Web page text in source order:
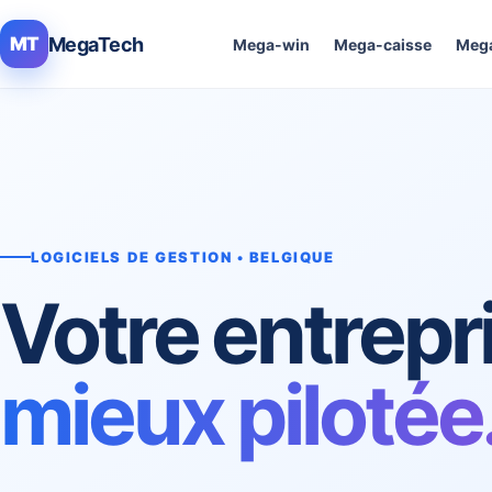
MT MegaTech Mega-win Mega-caisse
LOGICIELS DE GESTION • BELGIQUE
Votre
mieux